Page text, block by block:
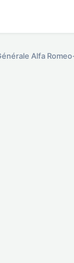
Alfa